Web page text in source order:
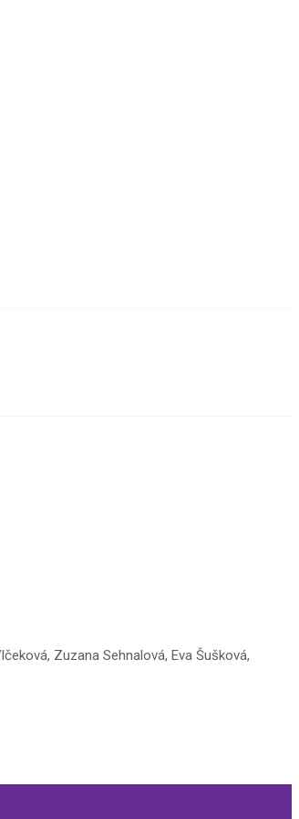
Zuzana Sehnalová, Eva Šušková,